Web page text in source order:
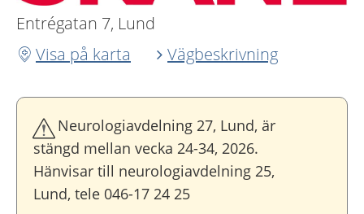
Entrégatan 7, Lund
Visa på karta
Vägbeskrivning
Neurologiavdelning 27, Lund, är
stängd mellan vecka 24-34, 2026.
Hänvisar till neurologiavdelning 25,
Lund, tele 046-17 24 25